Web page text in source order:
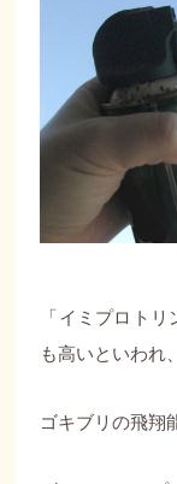
「イミプロト
も高いといわれ、
ゴキブリの飛翔